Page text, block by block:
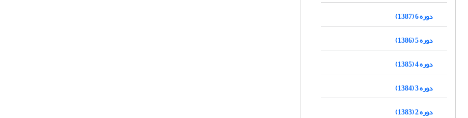
دوره 6 (1387)
دوره 5 (1386)
دوره 4 (1385)
دوره 3 (1384)
دوره 2 (1383)